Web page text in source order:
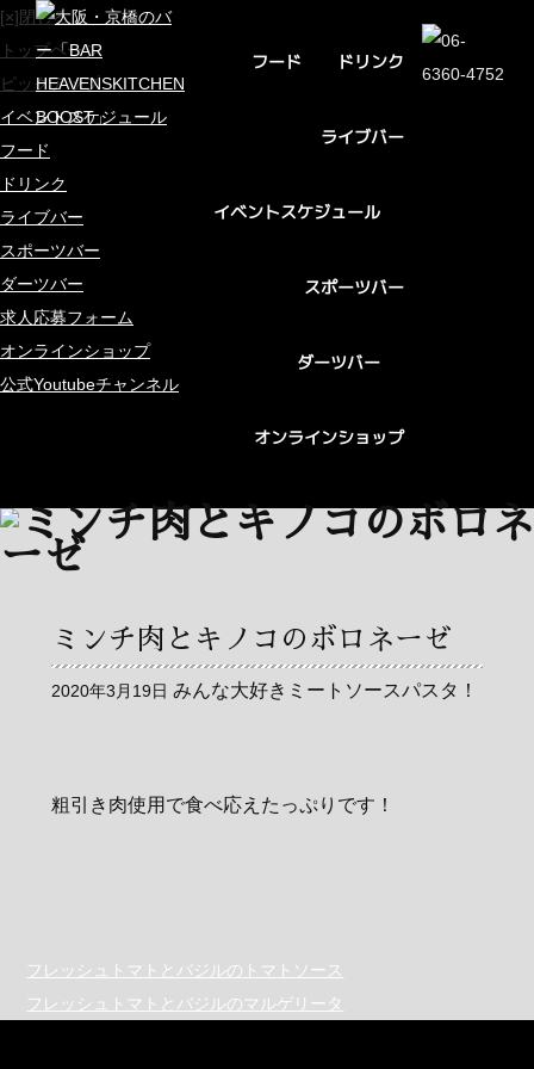
フード ドリンク
ライブバー
イベントスケジュール
スポーツバー
ダーツバー
オンラインショップ
[×]閉じる
トップページ
ピックアップ
イベントスケジュール
フード
ドリンク
ライブバー
スポーツバー
ダーツバー
求人応募フォーム
オンラインショップ
公式Youtubeチャンネル
ミンチ肉とキノコのボロネーゼ
2020年3月19日 みんな大好きミートソースパスタ！
粗引き肉使用で食べ応えたっぷりです！
フレッシュトマトとバジルのトマトソース
フレッシュトマトとバジルのマルゲリータ